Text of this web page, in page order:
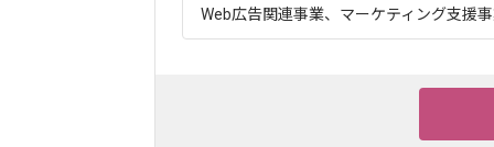
Web広告関連事業、マーケティング支援